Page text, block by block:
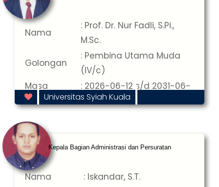
Nama
: Prof. Dr. Nur Fadli, S.Pi.,
M.Sc.
Golongan
: Pembina Utama Muda
(IV/c)
Masa
Jabatan
: 2026-06-12 s/d 2031-06-
12
Universitas Syiah Kuala
Kepala Bagian Administrasi dan Persuratan
Nama
: Iskandar, S.T.